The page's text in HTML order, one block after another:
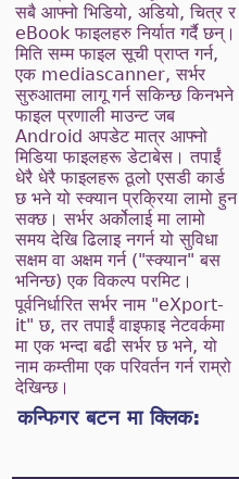
सबै आफ्नो भिडियो, अडियो, चित्र र
eBook फाइलहरु निर्यात गर्दै छन्।
मिति सम्म फाइल सूची प्राप्त गर्न,
एक mediascanner, सर्भर
सुरुआतमा लागू गर्न सकिन्छ किनभने
फाइल प्रणाली माउन्ट जब
Android अपडेट मात्र आफ्नो
मिडिया फाइलहरू डेटाबेस। तपाईं
धेरै धेरै फाइलहरू ठूलो एसडी कार्ड
छ भने यो स्क्यान प्रक्रिया लामो हुन
सक्छ। सर्भर अर्कोलाई मा लामो
समय देखि ढिलाइ नगर्न यो सुविधा
सक्षम वा अक्षम गर्न ("स्क्यान" बस
भनिन्छ) एक विकल्प परमिट।
पूर्वनिर्धारित सर्भर नाम "eXport-
it" छ, तर तपाईं वाइफाइ नेटवर्कमा
मा एक भन्दा बढी सर्भर छ भने, यो
नाम कम्तीमा एक परिवर्तन गर्न राम्रो
देखिन्छ।
कन्फिगर बटन मा क्लिक: